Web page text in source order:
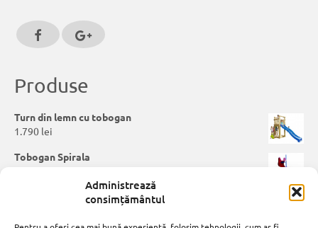
Administrează
consimțământul
Produse
Turn din lemn cu tobogan
1.790 lei
Tobogan Spirala
Balansoar pentru copii